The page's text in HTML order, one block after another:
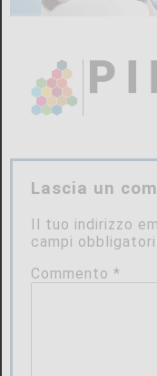
Lascia un
Il tuo indirizzo
campi
Commento*